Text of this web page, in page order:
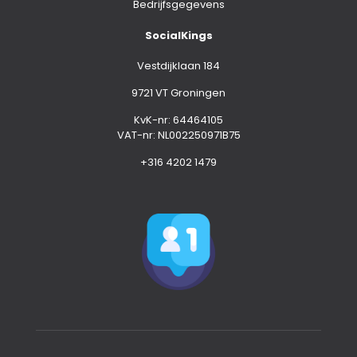
Bedrijfsgegevens
SocialKings
Vestdijklaan 184
9721 VT Groningen
KvK-nr: 64464105
VAT-nr: NL002250971B75
+316 4202 1479